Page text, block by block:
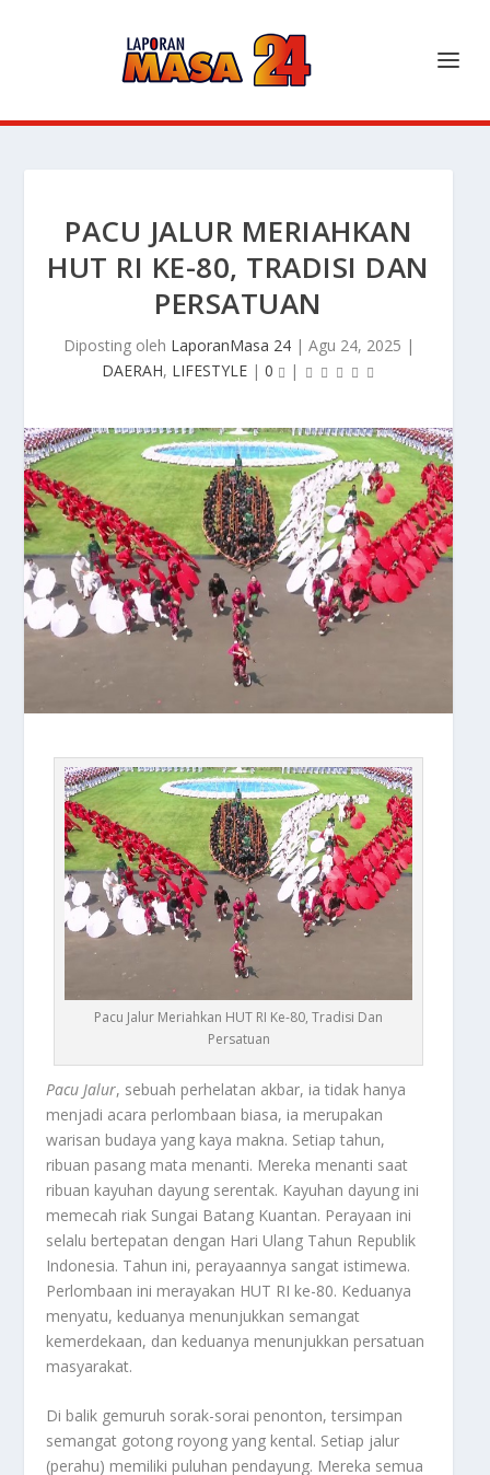
PACU JALUR MERIAHKAN
HUT RI KE-80, TRADISI DAN
PERSATUAN
Diposting oleh LaporanMasa 24| Agu 24, 2025 |
DAERAH, LIFESTYLE | 0 |
Pacu Jalur Meriahkan HUT RI Ke-80, Tradisi Dan
Persatuan
Pacu Jalur, sebuah perhelatan akbar, ia tidak hanya
menjadi acara perlombaan biasa, ia merupakan
warisan budaya yang kaya makna. Setiap tahun,
ribuan pasang mata menanti. Mereka menanti saat
ribuan kayuhan dayung serentak. Kayuhan dayung ini
memecah riak Sungai Batang Kuantan. Perayaan ini
selalu bertepatan dengan Hari Ulang Tahun Republik
Indonesia. Tahun ini, perayaannya sangat istimewa.
Perlombaan ini merayakan HUT RI ke-80. Keduanya
menyatu, keduanya menunjukkan semangat
kemerdekaan, dan keduanya menunjukkan persatuan
masyarakat.
Di balik gemuruh sorak-sorai penonton, tersimpan
semangat gotong royong yang kental. Setiap jalur
(perahu) memiliki puluhan pendayung. Mereka semua